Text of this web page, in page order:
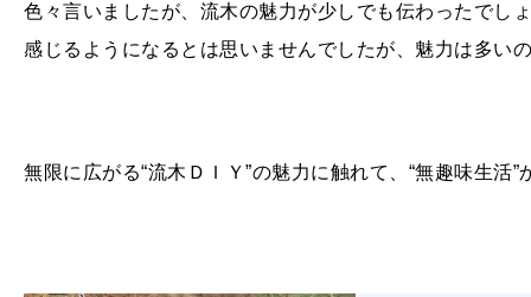
色々言いましたが、流木の魅力が少しでも伝わったでし
感じるようになるとは思いませんでしたが、魅力は多い
無限に広がる“流木ＤＩＹ”の魅力に触れて、“無趣味生活